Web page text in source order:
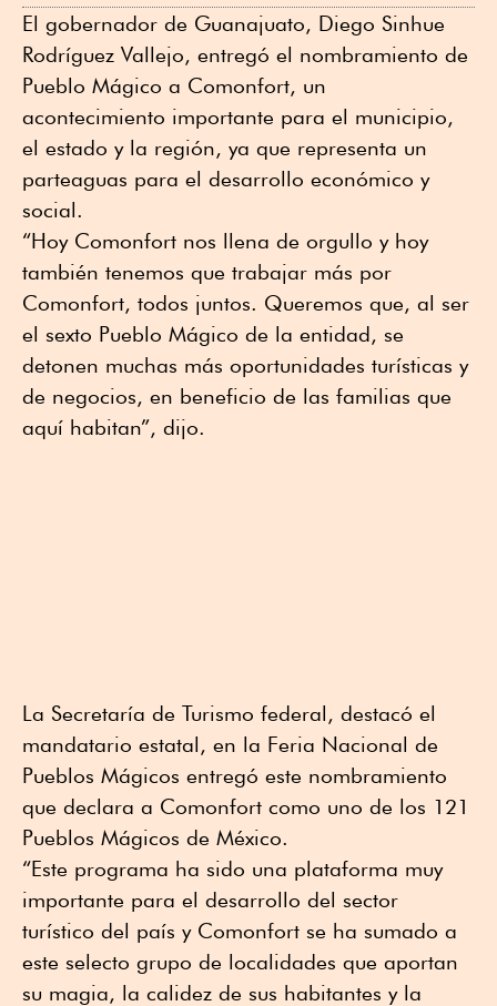
El gobernador de Guanajuato, Diego Sinhue
Rodríguez Vallejo, entregó el nombramiento de
Pueblo Mágico a Comonfort, un
acontecimiento importante para el municipio,
el estado y la región, ya que representa un
parteaguas para el desarrollo económico y
social.
“Hoy Comonfort nos llena de orgullo y hoy
también tenemos que trabajar más por
Comonfort, todos juntos. Queremos que, al ser
el sexto Pueblo Mágico de la entidad, se
detonen muchas más oportunidades turísticas y
de negocios, en beneficio de las familias que
aquí habitan”, dijo.
La Secretaría de Turismo federal, destacó el
mandatario estatal, en la Feria Nacional de
Pueblos Mágicos entregó este nombramiento
que declara a Comonfort como uno de los 121
Pueblos Mágicos de México.
“Este programa ha sido una plataforma muy
importante para el desarrollo del sector
turístico del país y Comonfort se ha sumado a
este selecto grupo de localidades que aportan
su magia, la calidez de sus habitantes y la